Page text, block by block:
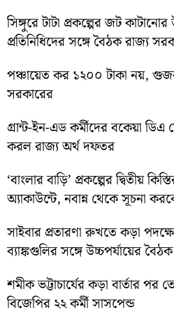
সিঙ্গুরে টাটা প্রকল্পের জট
প্রতিনিধিদের সঙ্গে বৈঠক রাজ্য
পঞ্চায়েত কর ১২০০ টাকা নয়, গুজব
সরকারের
গ্রান্ট-ইন-এড কর্মীদের বকেয়া
করল রাজ্য অর্থ দফতর
‘বাংলার বাড়ি’ প্রকল্পের দ্বিতীয়
অ্যাকাউন্টে, নবান্ন থেকে সূচনা
সাইবার প্রতারণা রুখতে কড়া
ব্যাঙ্কগুলির সঙ্গে উচ্চপর্যায়ের বৈঠক
শমীক ভট্টাচার্যের কড়া বার্তার
বিজেপির ২২ কর্মী সাসপেন্ড